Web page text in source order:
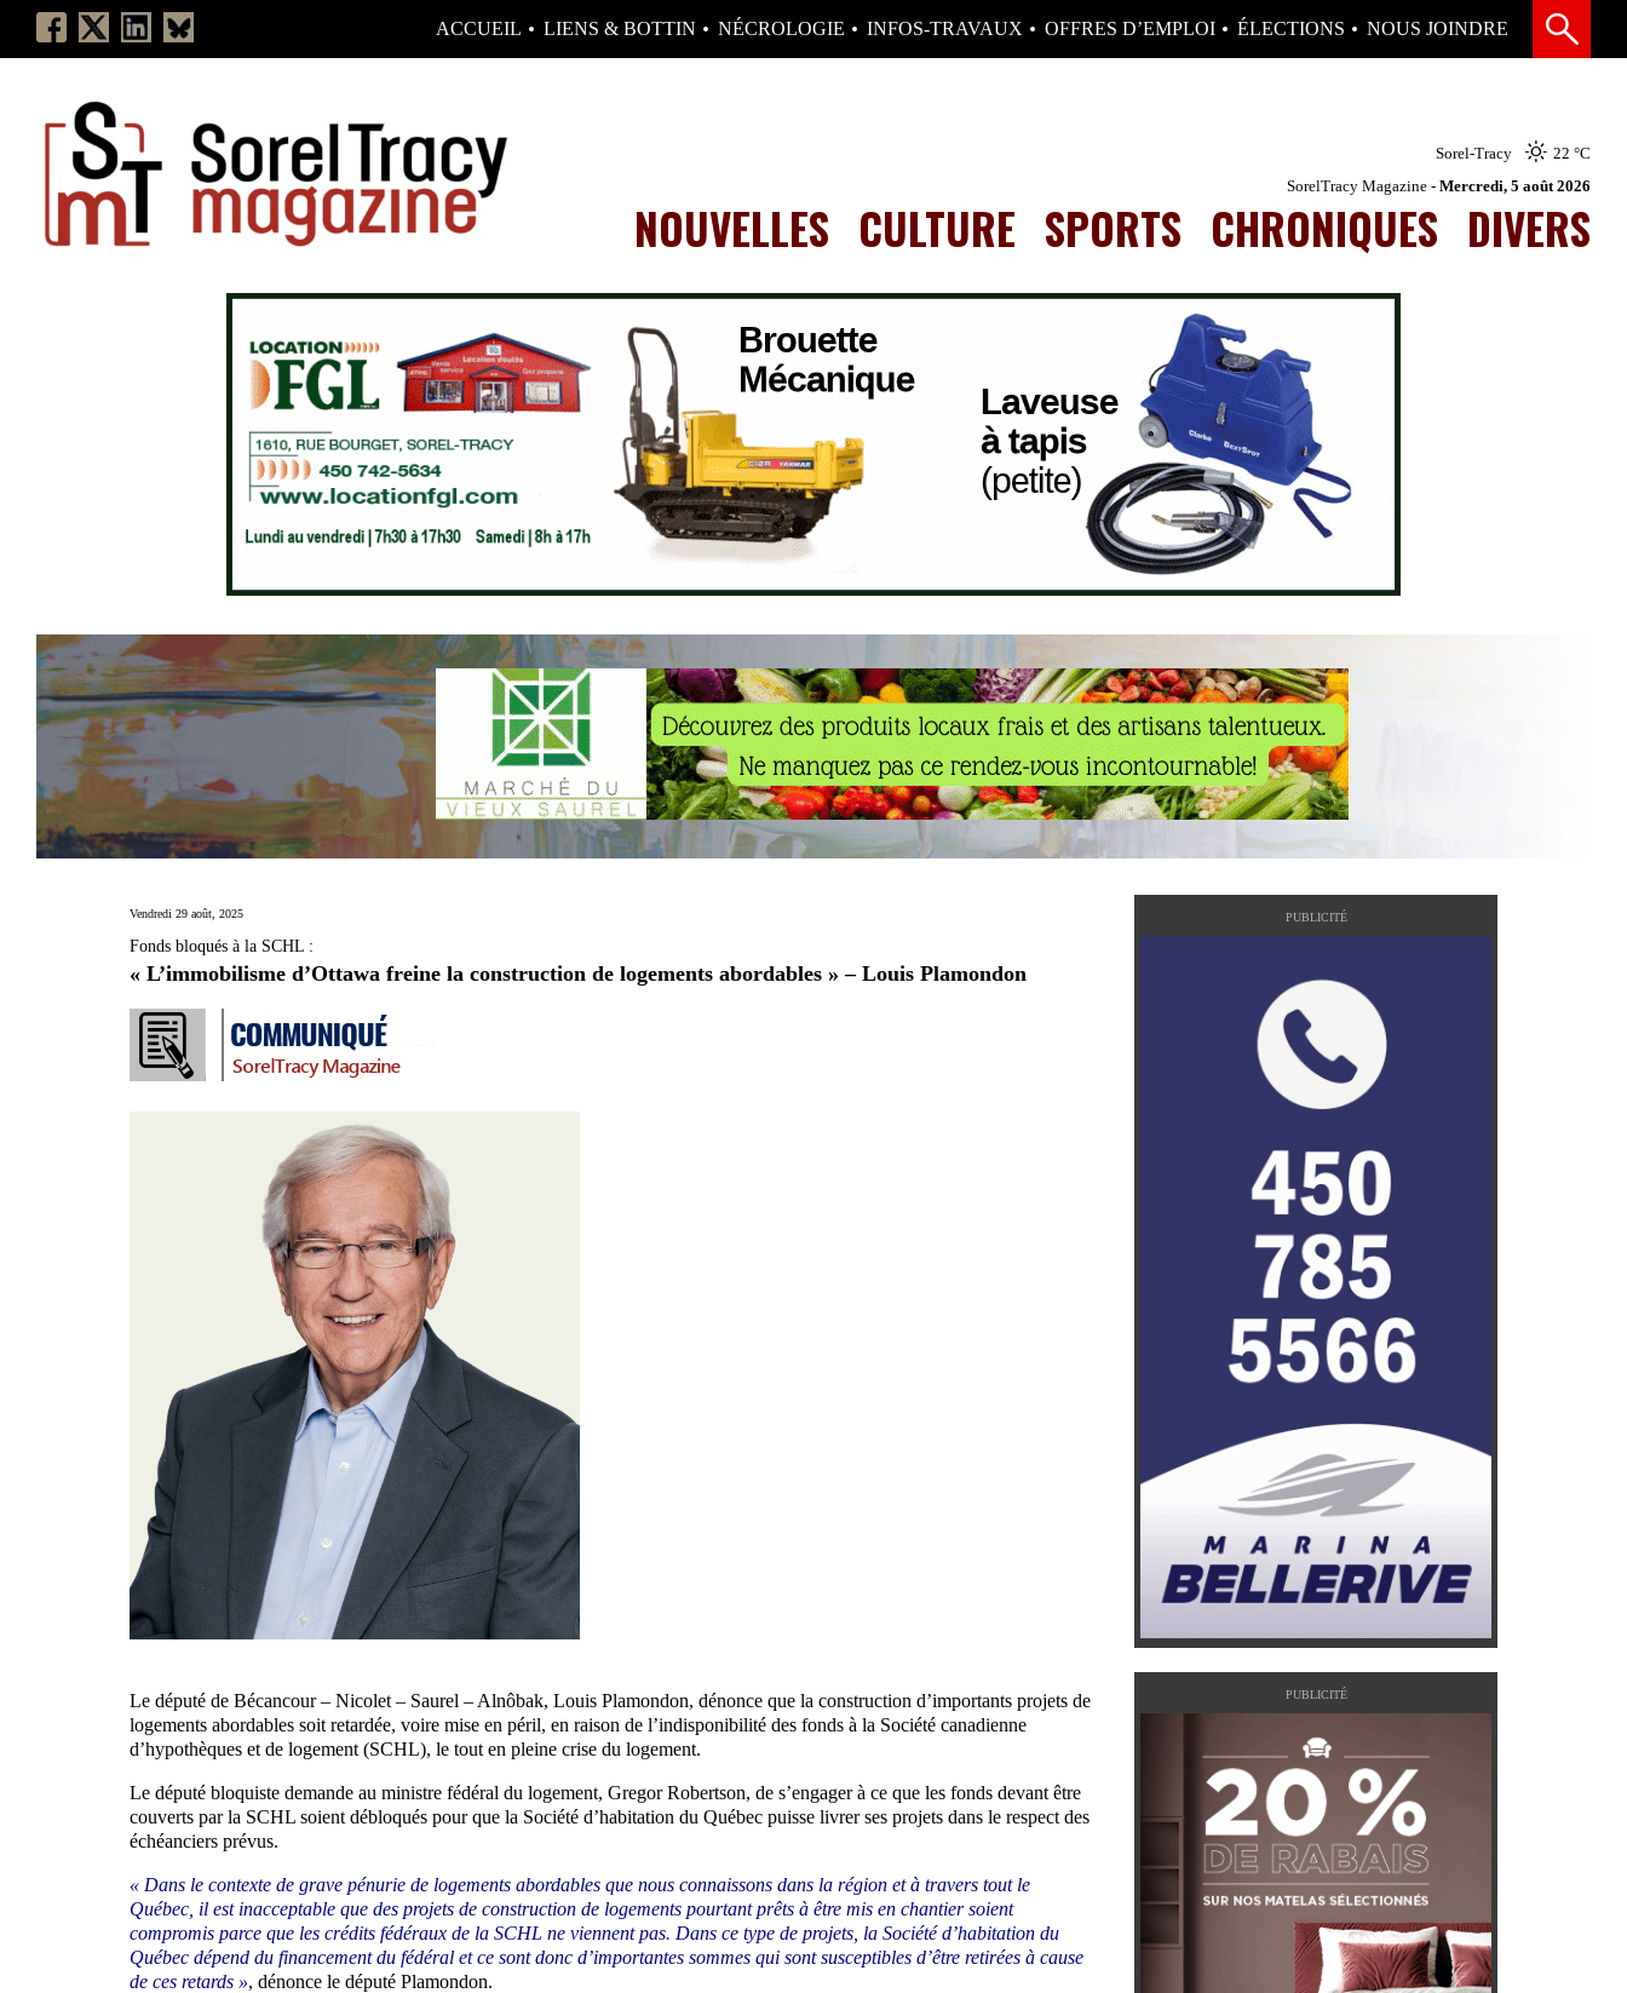
ACCUEIL LIENS & BOTTIN NÉCROLOGIE INFOS-TRAVAUX OFFRES D’EMPLOI ÉLECTIONS NOUS JOINDRE
Sorel-Tracy 22 °C
SorelTracy Magazine - Mercredi, 5 août 2026
NOUVELLES CULTURE SPORTS CHRONIQUES DIVERS
Vendredi 29 août, 2025
Fonds bloqués à la SCHL :
« L’immobilisme d’Ottawa freine la construction de logements abordables » – Louis Plamondon
Le député de Bécancour – Nicolet – Saurel – Alnôbak, Louis Plamondon, dénonce que la construction d’importants projets de
logements abordables soit retardée, voire mise en péril, en raison de l’indisponibilité des fonds à la Société canadienne
d’hypothèques et de logement (SCHL), le tout en pleine crise du logement.
Le député bloquiste demande au ministre fédéral du logement, Gregor Robertson, de s’engager à ce que les fonds devant être
couverts par la SCHL soient débloqués pour que la Société d’habitation du Québec puisse livrer ses projets dans le respect des
échéanciers prévus.
« Dans le contexte de grave pénurie de logements abordables que nous connaissons dans la région et à travers tout le
Québec, il est inacceptable que des projets de construction de logements pourtant prêts à être mis en chantier soient
compromis parce que les crédits fédéraux de la SCHL ne viennent pas. Dans ce type de projets, la Société d’habitation du
Québec dépend du financement du fédéral et ce sont donc d’importantes sommes qui sont susceptibles d’être retirées à cause
de ces retards », dénonce le député Plamondon.
PUBLICITÉ
PUBLICITÉ